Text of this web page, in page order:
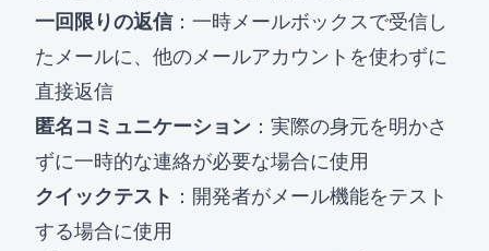
一回限りの返信：一時メールボックスで受信し
たメールに、他のメールアカウントを使わずに
直接返信
匿名コミュニケーション ：実際の身元を明かさ
ずに一時的な連絡が必要な場合に使用
クイックテスト ：開発者がメール機能をテスト
する場合に使用